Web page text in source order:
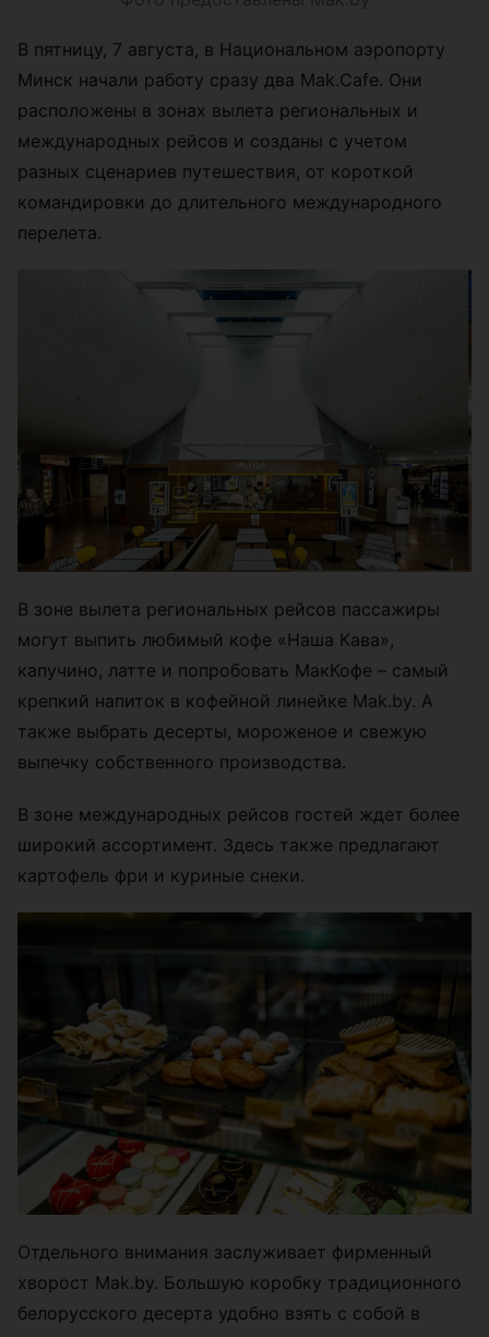
В пятницу, 7 августа, в Национальном аэропорту
Минск начали работу сразу два Mak.Cafe. Они
расположены в зонах вылета региональных и
международных рейсов и созданы с учетом
разных сценариев путешествия, от короткой
командировки до длительного международного
перелета.
В зоне вылета региональных рейсов пассажиры
могут выпить любимый кофе «Наша Кава»,
капучино, латте и попробовать МакКофе – самый
крепкий напиток в кофейной линейке Mak.by. А
также выбрать десерты, мороженое и свежую
выпечку собственного производства.
В зоне международных рейсов гостей ждет более
широкий ассортимент. Здесь также предлагают
картофель фри и куриные снеки.
Отдельного внимания заслуживает фирменный
хворост Mak.by. Большую коробку традиционного
белорусского десерта удобно взять с собой в